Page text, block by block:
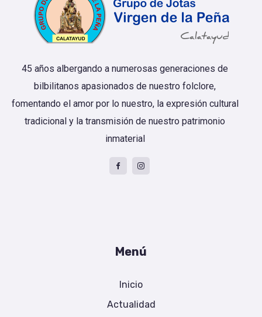
45 años albergando a numerosas generaciones de
bilbilitanos apasionados de nuestro folclore,
fomentando el amor por lo nuestro, la expresión cultural
tradicional y la transmisión de nuestro patrimonio
inmaterial
Menú
Inicio
Actualidad